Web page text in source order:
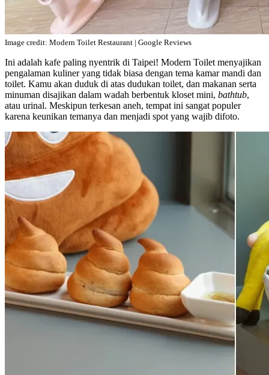
Image credit: Modern Toilet Restaurant | Google Reviews
Ini adalah kafe paling nyentrik di Taipei! Modern Toilet menyajikan
pengalaman kuliner yang tidak biasa dengan tema kamar mandi dan
toilet. Kamu akan duduk di atas dudukan toilet, dan makanan serta
minuman disajikan dalam wadah berbentuk kloset mini, bathtub,
atau urinal. Meskipun terkesan aneh, tempat ini sangat populer
karena keunikan temanya dan menjadi spot yang wajib difoto.